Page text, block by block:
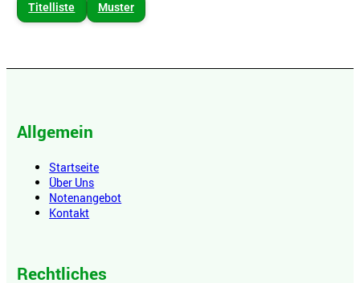
Titelliste Muster
Allgemein
Startseite
Über Uns
Notenangebot
Kontakt
Rechtliches